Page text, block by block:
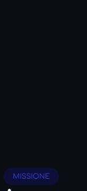
MISSIONE